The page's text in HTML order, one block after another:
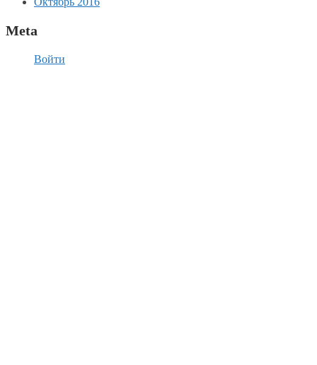
Meta
Войти